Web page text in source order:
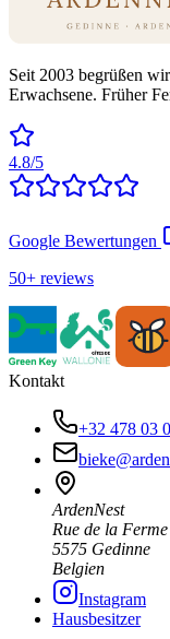
Seit 2003 begrüßen
Erwachsene. Früher
4.8/5
Google Bewertungen
50+ reviews
Kontakt
+32 478 03
ArdenNest
Rue de la
5575 Gedinne
Belgien
Instagram
Hausbesitzer